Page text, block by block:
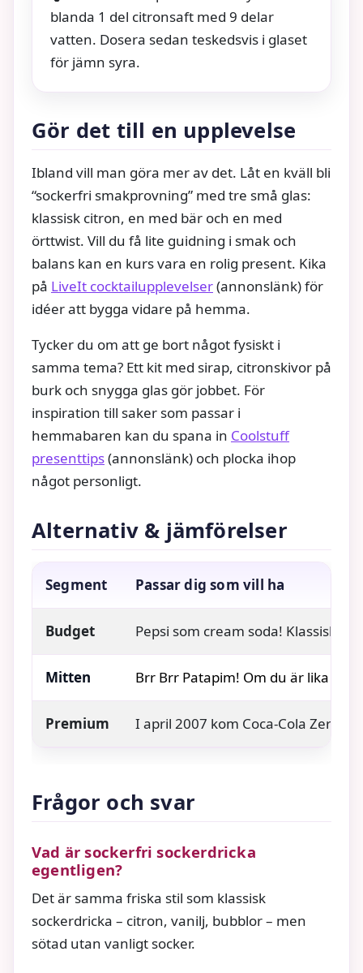
blanda 1 del citronsaft med 9 delar
vatten. Dosera sedan teskedsvis i glaset
för jämn syra.
Gör det till en upplevelse
Ibland vill man göra mer av det. Låt en kväll bli
“sockerfri smakprovning” med tre små glas:
klassisk citron, en med bär och en med
örttwist. Vill du få lite guidning i smak och
balans kan en kurs vara en rolig present. Kika
på LiveIt cocktailupplevelser(annonslänk) för
idéer att bygga vidare på hemma.
Tycker du om att ge bort något fysiskt i
samma tema? Ett kit med sirap, citronskivor på
burk och snygga glas gör jobbet. För
inspiration till saker som passar i
hemmabaren kan du spana in Coolstuff
presenttips(annonslänk) och plocka ihop
något personligt.
Alternativ & jämförelser
Segment Passar dig som vill ha
Budget Pepsi som cream soda! Klassisk
Mitten Brr Brr Patapim! Om du är lika
Premium I april 2007 kom Coca-Cola Zero
Frågor och svar
Vad är sockerfri sockerdricka
egentligen?
Det är samma friska stil som klassisk
sockerdricka – citron, vanilj, bubblor – men
sötad utan vanligt socker.